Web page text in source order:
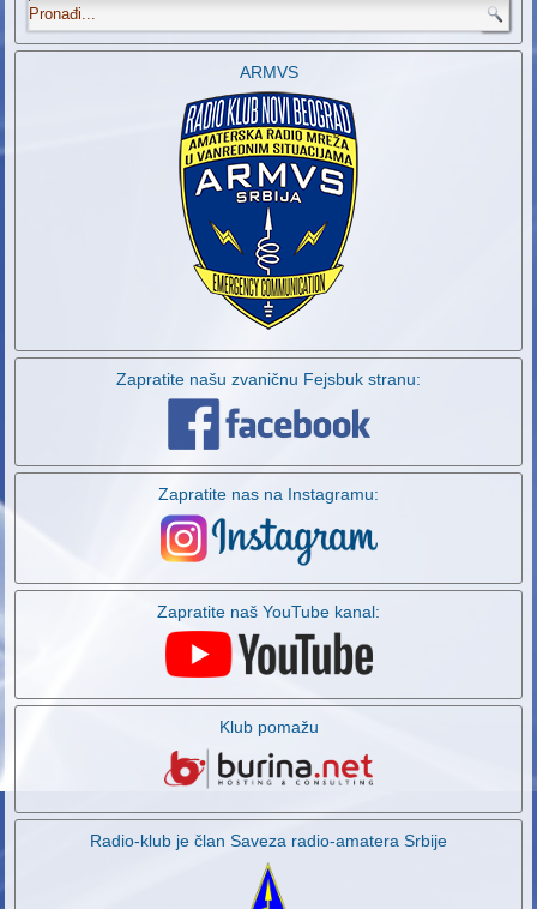
ARMVS
Zapratite našu zvaničnu Fejsbuk stranu:
Zapratite nas na Instagramu:
Zapratite naš YouTube kanal:
Klub pomažu
Radio-klub je član Saveza radio-amatera Srbije